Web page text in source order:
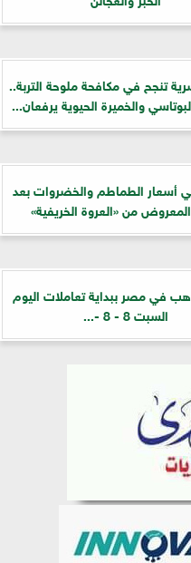
تنجح في مكافحة ملوحة التربة..
والخميرة الحيوية يرفعان...
أسعار الطماطم والخضروات بعد
من «العروة الخريفية»
في مصر ببداية تعاملات اليوم
السبت 8 - 8 -...